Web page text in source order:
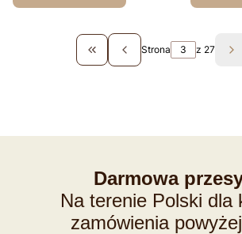
Wróć do pierwszej strony z
Strona z 27
Darmowa
Na terenie Polski dla
zamówienia